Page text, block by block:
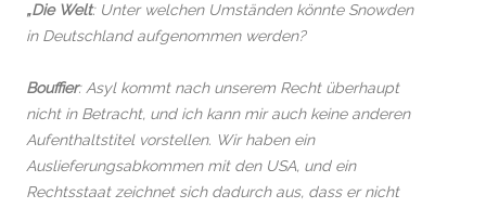
„Die Welt: Unter welchen Umständen könnte Snowden
in Deutschland aufgenommen werden?
Bouffier: Asyl kommt nach unserem Recht überhaupt
nicht in Betracht, und ich kann mir auch keine anderen
Aufenthaltstitel vorstellen. Wir haben ein
Auslieferungsabkommen mit den USA, und ein
Rechtsstaat zeichnet sich dadurch aus, dass er nicht